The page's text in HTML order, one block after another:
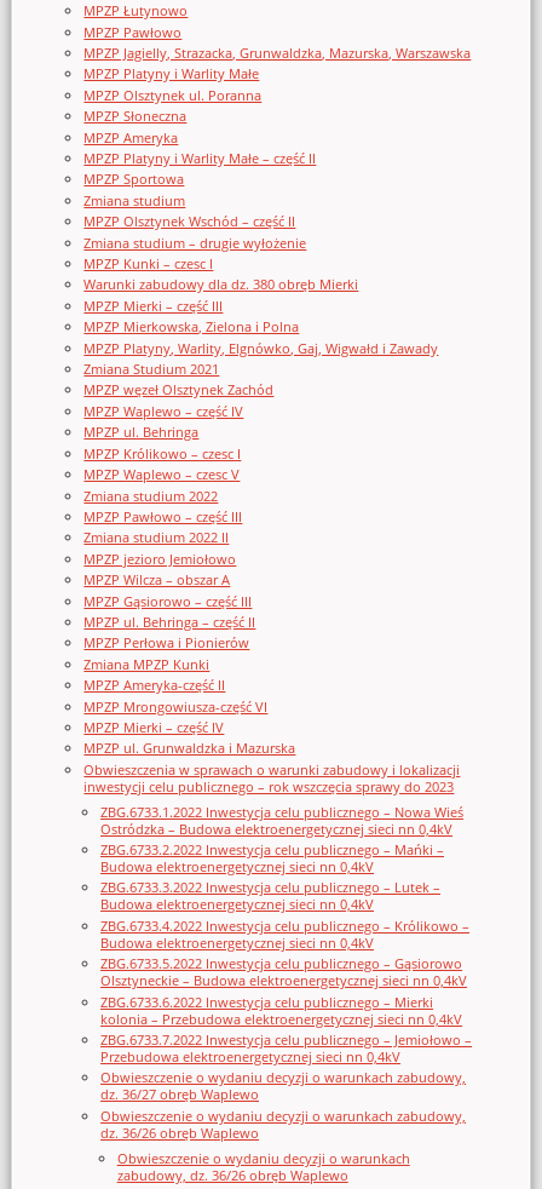
MPZP Łutynowo
MPZP Pawłowo
MPZP Jagielly, Strazacka, Grunwaldzka, Mazurska, Warszawska
MPZP Platyny i Warlity Małe
MPZP Olsztynek ul. Poranna
MPZP Słoneczna
MPZP Ameryka
MPZP Platyny i Warlity Małe – część II
MPZP Sportowa
Zmiana studium
MPZP Olsztynek Wschód – część II
Zmiana studium – drugie wyłożenie
MPZP Kunki – czesc I
Warunki zabudowy dla dz. 380 obręb Mierki
MPZP Mierki – część III
MPZP Mierkowska, Zielona i Polna
MPZP Platyny, Warlity, Elgnówko, Gaj, Wigwałd i Zawady
Zmiana Studium 2021
MPZP węzeł Olsztynek Zachód
MPZP Waplewo – część IV
MPZP ul. Behringa
MPZP Królikowo – czesc I
MPZP Waplewo – czesc V
Zmiana studium 2022
MPZP Pawłowo – część III
Zmiana studium 2022 II
MPZP jezioro Jemiołowo
MPZP Wilcza – obszar A
MPZP Gąsiorowo – część III
MPZP ul. Behringa – część II
MPZP Perłowa i Pionierów
Zmiana MPZP Kunki
MPZP Ameryka-część II
MPZP Mrongowiusza-część VI
MPZP Mierki – część IV
MPZP ul. Grunwaldzka i Mazurska
Obwieszczenia w sprawach o warunki zabudowy i lokalizacji
inwestycji celu publicznego – rok wszczęcia sprawy do 2023
ZBG.6733.1.2022 Inwestycja celu publicznego – Nowa Wieś
Ostródzka – Budowa elektroenergetycznej sieci nn 0,4kV
ZBG.6733.2.2022 Inwestycja celu publicznego – Mańki –
Budowa elektroenergetycznej sieci nn 0,4kV
ZBG.6733.3.2022 Inwestycja celu publicznego – Lutek –
Budowa elektroenergetycznej sieci nn 0,4kV
ZBG.6733.4.2022 Inwestycja celu publicznego – Królikowo –
Budowa elektroenergetycznej sieci nn 0,4kV
ZBG.6733.5.2022 Inwestycja celu publicznego – Gąsiorowo
Olsztyneckie – Budowa elektroenergetycznej sieci nn 0,4kV
ZBG.6733.6.2022 Inwestycja celu publicznego – Mierki
kolonia – Przebudowa elektroenergetycznej sieci nn 0,4kV
ZBG.6733.7.2022 Inwestycja celu publicznego – Jemiołowo –
Przebudowa elektroenergetycznej sieci nn 0,4kV
Obwieszczenie o wydaniu decyzji o warunkach zabudowy,
dz. 36/27 obręb Waplewo
Obwieszczenie o wydaniu decyzji o warunkach zabudowy,
dz. 36/26 obręb Waplewo
Obwieszczenie o wydaniu decyzji o warunkach
zabudowy, dz. 36/26 obręb Waplewo